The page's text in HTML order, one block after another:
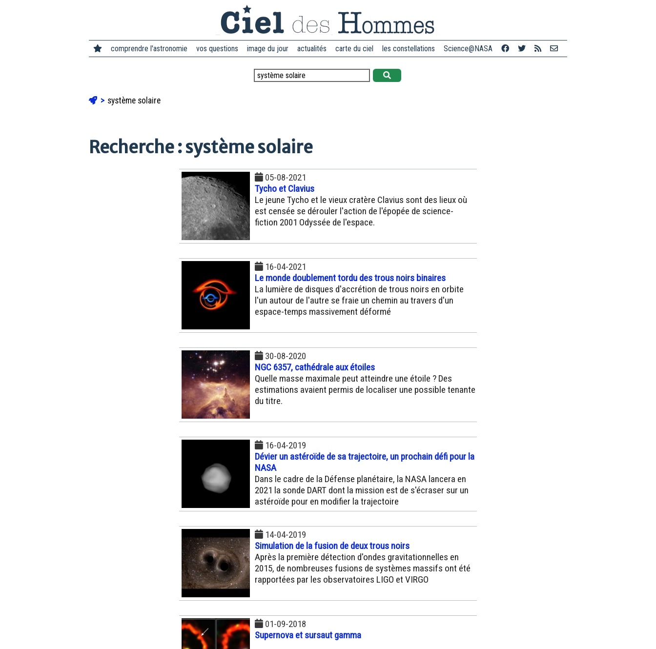
comprendre l'astronomie vos questions image du jour actualités carte du ciel les constellations Science@NASA
système solaire
Recherche : système solaire
05-08-2021
Tycho et Clavius
Le jeune Tycho et le vieux cratère Clavius sont des lieux où
est censée se dérouler l'action de l'épopée de science-
fiction 2001 Odyssée de l'espace.
16-04-2021
Le monde doublement tordu des trous noirs binaires
La lumière de disques d'accrétion de trous noirs en orbite
l'un autour de l'autre se fraie un chemin au travers d'un
espace-temps massivement déformé
30-08-2020
NGC 6357, cathédrale aux étoiles
Quelle masse maximale peut atteindre une étoile ? Des
estimations avaient permis de localiser une possible tenante
du titre.
16-04-2019
Dévier un astéroïde de sa trajectoire, un prochain défi pour la
NASA
Dans le cadre de la Défense planétaire, la NASA lancera en
2021 la sonde DART dont la mission est de s'écraser sur un
astéroïde pour en modifier la trajectoire
14-04-2019
Simulation de la fusion de deux trous noirs
Après la première détection d'ondes gravitationnelles en
2015, de nombreuses fusions de systèmes massifs ont été
rapportées par les observatoires LIGO et VIRGO
01-09-2018
Supernova et sursaut gamma